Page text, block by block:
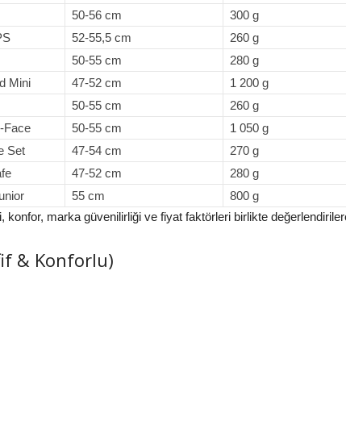
50-56 cm 300 g
52-55,5 cm 260 g
50-55 cm 280 g
Mini 47-52 cm 1 200 g
50-55 cm 260 g
Face 50-55 cm 1 050 g
Set 47-54 cm 270 g
47-52 cm 280 g
55 cm 800 g
konfor, marka güvenilirliği ve fiyat faktörleri birlikte
& Konforlu)